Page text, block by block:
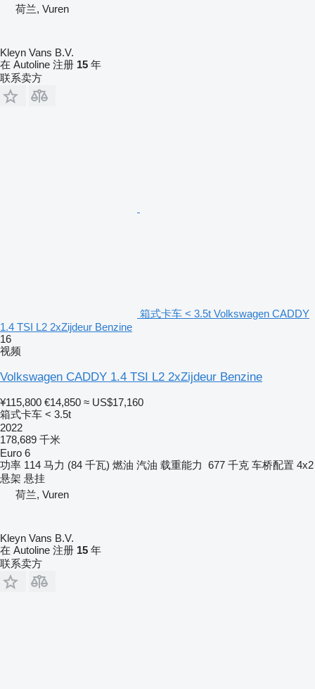
荷兰, Vuren
Kleyn Vans B.V.
在 Autoline 注册 15 年
联系卖方
箱式卡车 < 3.5t Volkswagen CADDY
1.4 TSI L2 2xZijdeur Benzine
16
视频
Volkswagen CADDY 1.4 TSI L2 2xZijdeur Benzine
¥115,800 €14,850 ≈ US$17,160
箱式卡车 < 3.5t
2022
178,689 千米
Euro 6
功率 114 马力 (84 千瓦) 燃油 汽油 载重能力 677 千克 车桥配置 4x2
悬架 悬挂
荷兰, Vuren
Kleyn Vans B.V.
在 Autoline 注册 15 年
联系卖方